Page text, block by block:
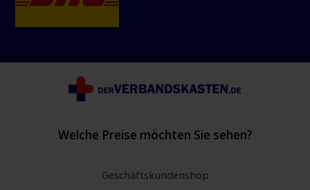
Welche Preise möchten Sie sehen?
Geschäftskundenshop